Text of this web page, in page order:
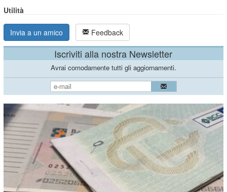
Utilità
Invia a un amico Feedback
Iscriviti alla nostra Newsletter
Avrai comodamente tutti gli aggiornamenti.